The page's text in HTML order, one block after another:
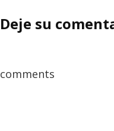
Deje su
comments